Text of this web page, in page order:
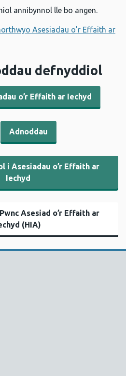
annibynnol lle bo angen.
Asesiadau o’r Effaith ar
defnyddiol
o’r Effaith ar Iechyd
Adnoddau
i Asesiadau o’r Effaith ar
Iechyd
Asesiad o’r Effaith ar
(HIA)
Iechyd